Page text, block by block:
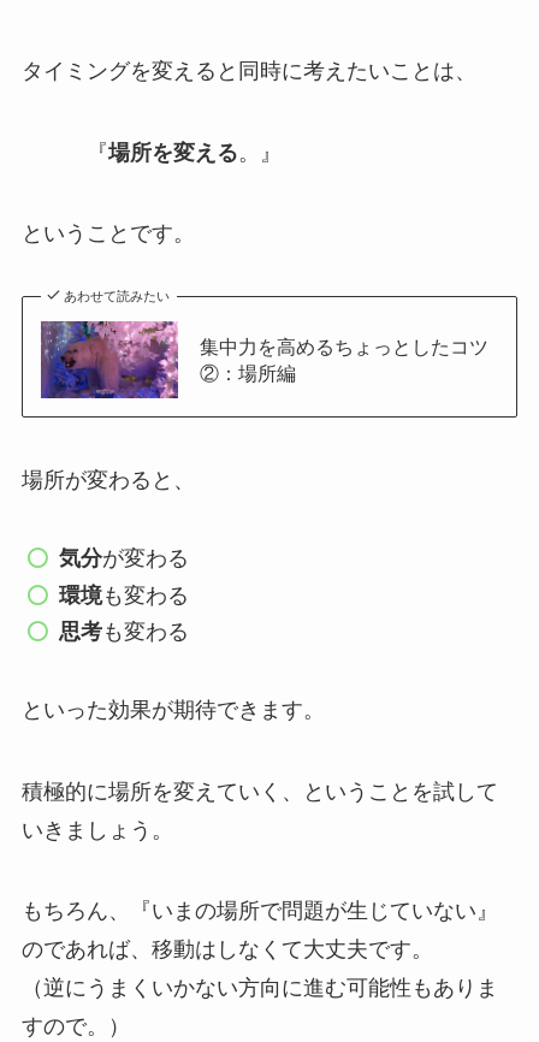
タイミングを変えると同時に考えたいことは、
『場所を変える。』
ということです。
あわせて読みたい
集中力を高めるちょっとしたコツ
②：場所編
場所が変わると、
気分が変わる
環境も変わる
思考も変わる
といった効果が期待できます。
積極的に場所を変えていく、ということを試して
いきましょう。
もちろん、『いまの場所で問題が生じていない』
のであれば、移動はしなくて大丈夫です。
（逆にうまくいかない方向に進む可能性もありま
すので。）